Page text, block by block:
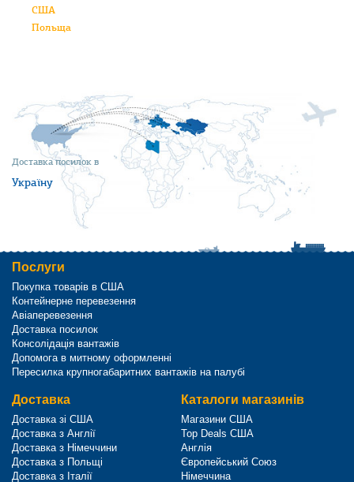
Доставка посилок в
Україну
США
Польща
Послуги
Покупка товарів в США
Контейнерне перевезення
Авіаперевезення
Доставка посилок
Консолідація вантажів
Допомога в митному оформленні
Пересилка крупногабаритних вантажів на палубі
Доставка
Доставка зі США
Доставка з Англії
Доставка з Німеччини
Доставка з Польщі
Доставка з Італії
Каталоги магазинів
Магазини США
Top Deals США
Англія
Європейський Союз
Німеччина